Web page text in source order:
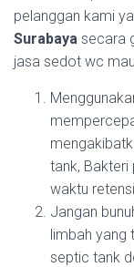
pelanggan kami
Surabaya secara
jasa sedot wc
tank, Bakteri
waktu
Jangan
limbah yang
septic tank